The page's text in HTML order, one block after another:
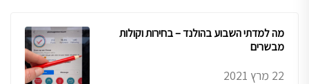
מה למדתי השבוע בהולנד – בחירות וקולות
מבשרים
22 מרץ 2021